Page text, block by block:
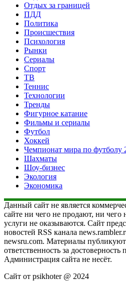
Отдых за границей
ПДД
Политика
Происшествия
Психология
Рынки
Сериалы
Спорт
ТВ
Теннис
Технологии
Тренды
Фигурное катание
Фильмы и сериалы
Футбол
Хоккей
Чемпионат мира по футболу
Шахматы
Шоу-бизнес
Экология
Экономика
Данный сайт не является
сайте ни чего не продают, ни
услуги не оказываются. Сайт
новостей RSS канала
newsru.com. Материалы
ответственность за
Администрация сайта не несёт.
Сайт от psikhoter @ 2024